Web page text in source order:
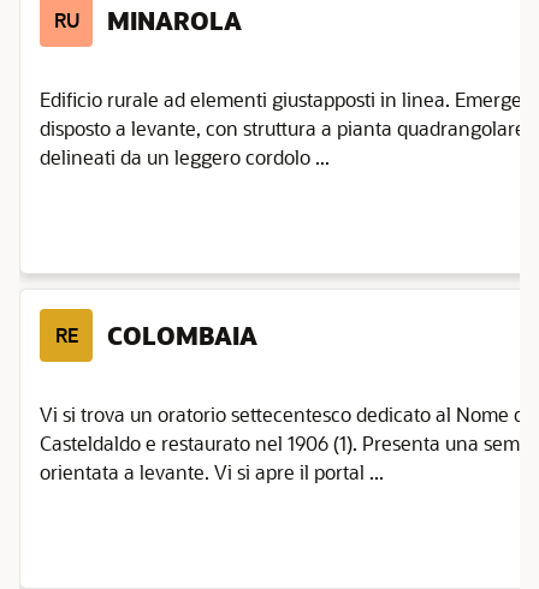
RU MINAROLA
Edificio rurale ad elementi giustapposti in linea. Emerge
disposto a levante, con struttura a pianta quadrangolare
delineati da un leggero cordolo ...
RE COLOMBAIA
Vi si trova un oratorio settecentesco dedicato al Nome
Casteldaldo e restaurato nel 1906 (1). Presenta una
orientata a levante. Vi si apre il portal ...